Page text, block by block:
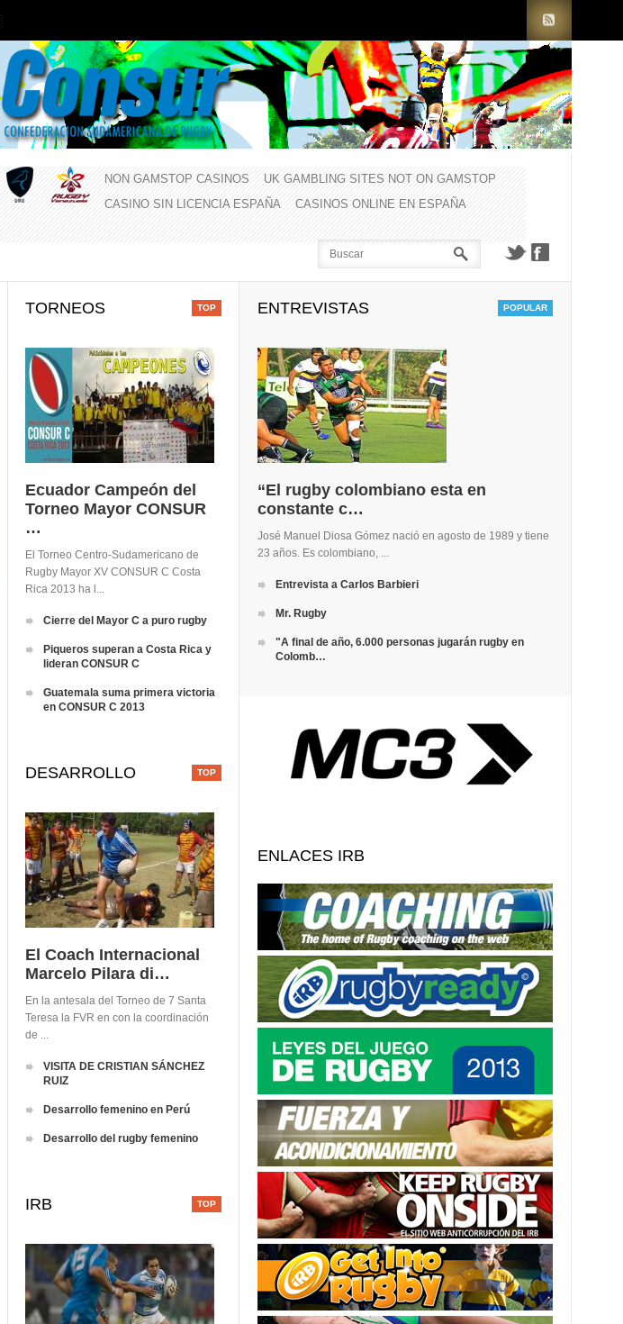
NON GAMSTOP CASINOS
UK GAMBLING SITES NOT ON GAMSTOP
CASINO SIN LICENCIA ESPAÑA
CASINOS ONLINE EN ESPAÑA
TORNEOS
Ecuador Campeón del
Torneo Mayor CONSUR
…
El Torneo Centro-Sudamericano de
Rugby Mayor XV CONSUR C Costa
Rica 2013 ha l...
Cierre del Mayor C a puro rugby
Piqueros superan a Costa Rica y
lideran CONSUR C
Guatemala suma primera victoria
en CONSUR C 2013
DESARROLLO
El Coach Internacional
Marcelo Pilara di…
En la antesala del Torneo de 7 Santa
Teresa la FVR en con la coordinación
de ...
VISITA DE CRISTIAN SÁNCHEZ
RUIZ
Desarrollo femenino en Perú
Desarrollo del rugby femenino
IRB
ENTREVISTAS
“El rugby colombiano esta en
constante c…
José Manuel Diosa Gómez nació en agosto de 1989 y tiene
23 años. Es colombiano, ...
Entrevista a Carlos Barbieri
Mr. Rugby
"A final de año, 6.000 personas jugarán rugby en
Colomb…
ENLACES IRB